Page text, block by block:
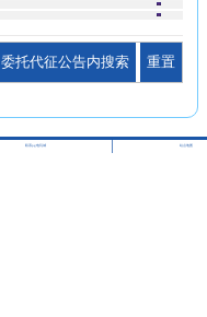
委托代征公告内搜索 重置
联系pg电玩城 |
站点地图